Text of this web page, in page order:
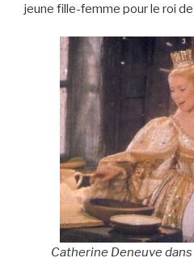
jeune fille-femme pour le roi de
Catherine Deneuve dans